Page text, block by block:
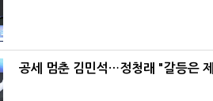
공세 멈춘 김민석…정청래 "갈등은